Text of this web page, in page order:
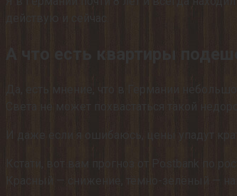
действую и сейчас.
А что есть квартиры
Да, есть мнение, что в Германии
Света не может похвастаться такой
И даже если я ошибаюсь, цены упадут
Кстати, вот вам прогноз от Postbank по
Красный — снижение, тёмно-зелёный —